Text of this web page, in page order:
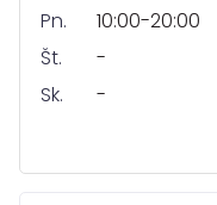
Pn.
10:00-20:00
Št.
-
Sk.
-